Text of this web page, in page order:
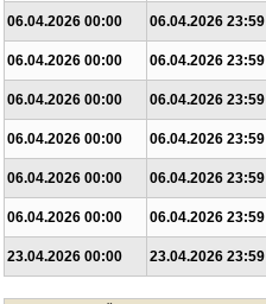
06.04.2026 00:00
06.04.2026 23:59
06.04.2026 00:00
06.04.2026 23:59
06.04.2026 00:00
06.04.2026 23:59
06.04.2026 00:00
06.04.2026 23:59
06.04.2026 00:00
06.04.2026 23:59
06.04.2026 00:00
06.04.2026 23:59
23.04.2026 00:00
23.04.2026 23:59